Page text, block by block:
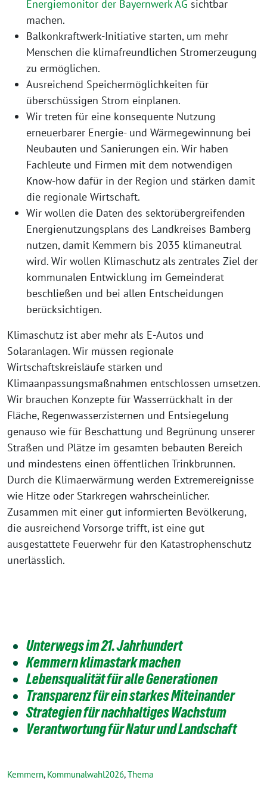
Energiemonitor der Bayernwerk AG sichtbar
machen.
Balkonkraftwerk-Initiative starten, um mehr
Menschen die klimafreundlichen Stromerzeugung
zu ermöglichen.
Ausreichend Speichermöglichkeiten für
überschüssigen Strom einplanen.
Wir treten für eine konsequente Nutzung
erneuerbarer Energie- und Wärmegewinnung bei
Neubauten und Sanierungen ein. Wir haben
Fachleute und Firmen mit dem notwendigen
Know-how dafür in der Region und stärken damit
die regionale Wirtschaft.
Wir wollen die Daten des sektorübergreifenden
Energienutzungsplans des Landkreises Bamberg
nutzen, damit Kemmern bis 2035 klimaneutral
wird. Wir wollen Klimaschutz als zentrales Ziel der
kommunalen Entwicklung im Gemeinderat
beschließen und bei allen Entscheidungen
berücksichtigen.
Klimaschutz ist aber mehr als E-Autos und
Solaranlagen. Wir müssen regionale
Wirtschaftskreisläufe stärken und
Klimaanpassungsmaßnahmen entschlossen umsetzen.
Wir brauchen Konzepte für Wasserrückhalt in der
Fläche, Regenwasserzisternen und Entsiegelung
genauso wie für Beschattung und Begrünung unserer
Straßen und Plätze im gesamten bebauten Bereich
und mindestens einen öffentlichen Trinkbrunnen.
Durch die Klimaerwärmung werden Extremereignisse
wie Hitze oder Starkregen wahrscheinlicher.
Zusammen mit einer gut informierten Bevölkerung,
die ausreichend Vorsorge trifft, ist eine gut
ausgestattete Feuerwehr für den Katastrophenschutz
unerlässlich.
Unterwegs im 21. Jahrhundert
Kemmern klimastark machen
Lebensqualität für alle Generationen
Transparenz für ein starkes Miteinander
Strategien für nachhaltiges Wachstum
Verantwortung für Natur und Landschaft
Kemmern, Kommunalwahl2026,Thema